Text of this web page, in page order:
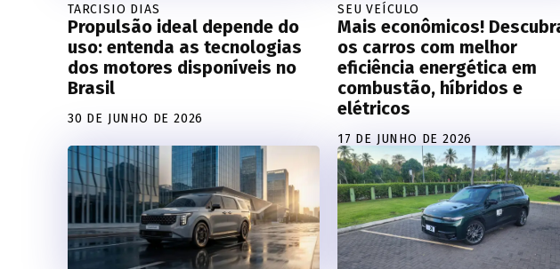
TARCISIO DIAS
Propulsão ideal depende do
uso: entenda as tecnologias
dos motores disponíveis no
Brasil
30 DE JUNHO DE 2026
SEU VEÍCULO
Mais econômicos!
os carros com melhor
eficiência energética em
combustão, híbridos e
elétricos
17 DE JUNHO DE 2026